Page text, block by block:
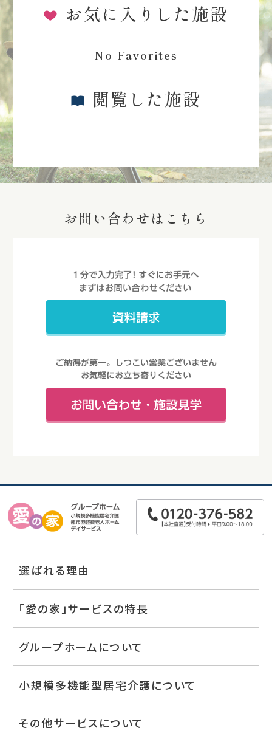
お気に入りした施設
No Favorites
閲覧した施設
お問い合わせはこちら
選ばれる理由
「愛の家」サービスの特長
グループホームについて
小規模多機能型居宅介護について
その他サービスについて